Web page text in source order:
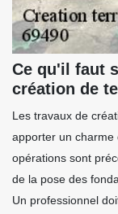
Ce qu'il faut
création de
Les travaux de
apporter un charme
opérations sont
de la pose des
Un professionnel